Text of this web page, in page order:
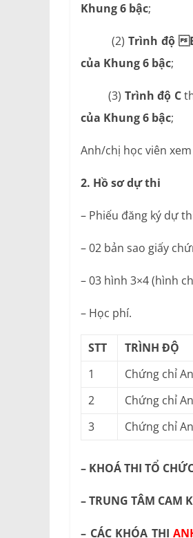
Khung 6 bậc;
(2) Trình độ
của Khung 6 bậc;
(3) Trình độ C
của Khung 6 bậc;
Anh/chị học viên
2. Hồ sơ dự thi
– Phiếu đăng ký dự
– 02 bản sao giấy
– 03 hình 3×4 (hình
– Học phí.
STT TRÌNH ĐỘ
1
Chứng chỉ
2
Chứng chỉ
3
Chứng chỉ
– KHOÁ THI TỔ
– TRUNG TÂM CAM
– CÁC KHÓA THI